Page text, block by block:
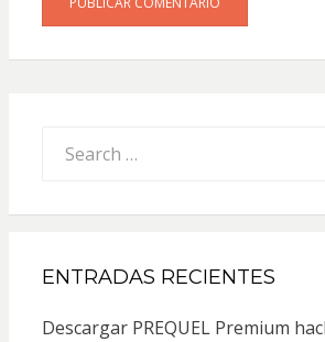
for:
ENTRADAS RECIENTES
Descargar PREQUEL Premium